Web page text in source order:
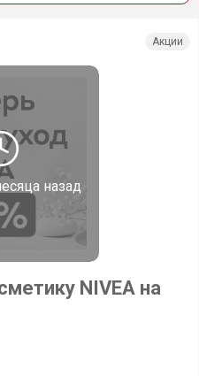
назад
Акции
NIVEA на